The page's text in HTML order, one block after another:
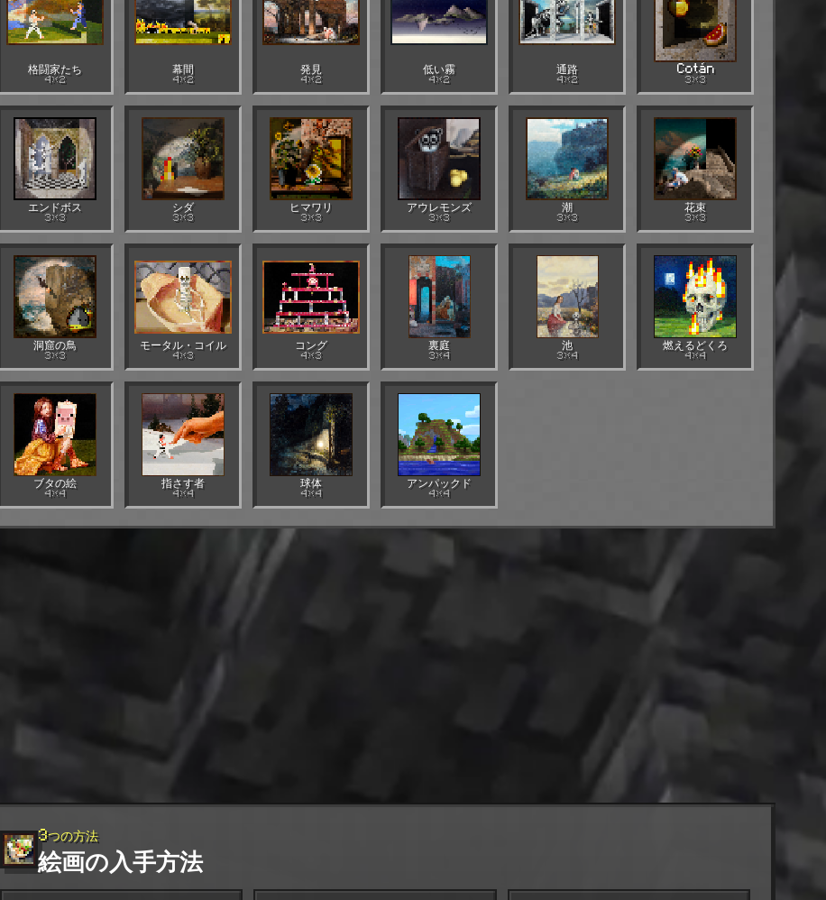
格闘家たち
4×2
幕間
4×2
発見
4×2
低い霧
4×2
通路
4×2
Cotán
3×3
エンドボス
3×3
シダ
3×3
ヒマワリ
3×3
アウレモンズ
3×3
潮
3×3
花束
3×3
洞窟の鳥
3×3
モータル・コイル
4×3
コング
4×3
裏庭
3×4
池
3×4
燃えるどくろ
4×4
ブタの絵
4×4
指さす者
4×4
球体
4×4
アンパックド
4×4
3つの方法
絵画の入手方法